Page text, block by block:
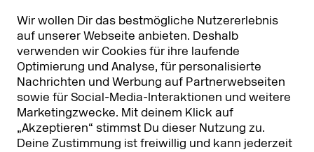
Wir wollen Dir das bestmögliche Nutzererlebnis
auf unserer Webseite anbieten. Deshalb
verwenden wir Cookies für ihre laufende
Optimierung und Analyse, für personalisierte
Nachrichten und Werbung auf Partnerwebseiten
sowie für Social-Media-Interaktionen und weitere
Marketingzwecke. Mit deinem Klick auf
„Akzeptieren“ stimmst Du dieser Nutzung zu.
Deine Zustimmung ist freiwillig und kann jederzeit
Partner & Sponsoren DMEXCO Asia